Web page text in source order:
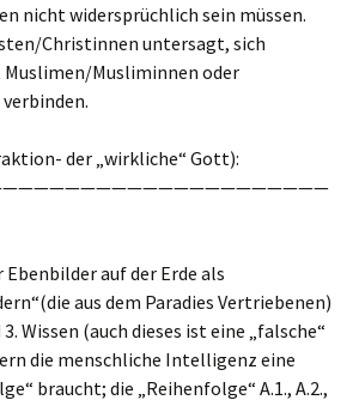
nicht widersprüchlich sein müssen.
Christinnen untersagt, sich
Musliminnen oder
der „wirkliche“ Gott):
auf der Erde als
aus dem Paradies Vertriebenen)
3. Wissen (auch dieses ist eine „falsche“
die menschliche Intelligenz eine
braucht; die „Reihenfolge“ A.1., A.2.,